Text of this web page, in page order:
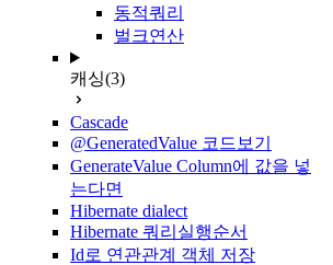
동적쿼리
벌크연산
캐싱(3)
Cascade
@GeneratedValue 코드보기
GenerateValue Column에 값을 넣
는다면
Hibernate dialect
Hibernate 쿼리실행순서
Id로 연관관계 객체 저장